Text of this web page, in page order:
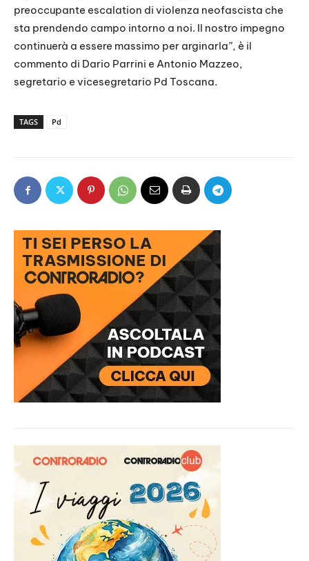
preoccupante escalation di violenza neofascista che
sta prendendo campo intorno a noi. Il nostro impegno
continuerà a essere massimo per arginarla”, è il
commento di Dario Parrini e Antonio Mazzeo,
segretario e vicesegretario Pd Toscana.
TAGS Pd